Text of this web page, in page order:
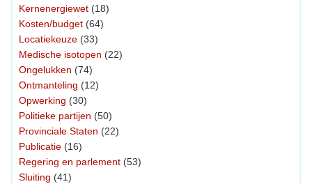
Kernenergiewet (18)
Kosten/budget (64)
Locatiekeuze (33)
Medische isotopen (22)
Ongelukken (74)
Ontmanteling (12)
Opwerking (30)
Politieke partijen (50)
Provinciale Staten (22)
Publicatie (16)
Regering en parlement (53)
Sluiting (41)